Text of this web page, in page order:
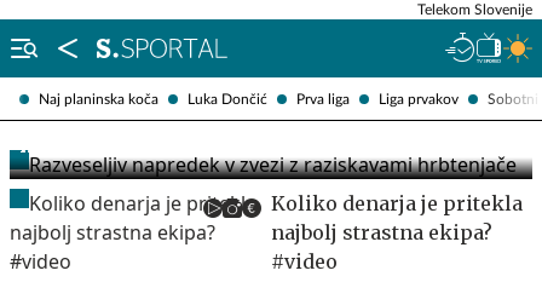
Naj planinska koča Luka Dončić Prva liga Liga prvakov Sobotni
Telekom Slovenije
Razveseljiv napredek v zvezi z raziskavami
hrbtenjače
Koliko denarja je pritekla
najbolj strastna ekipa?
#video